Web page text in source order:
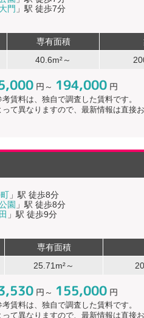
大門 」駅 徒歩7分
専有面積
40.6m²～
円～ 194,000 円
賃料は、独自で調査した賃料です。
て異なりますので、最新情報は直接
」駅 徒歩8分
園 」駅 徒歩8分
」駅 徒歩9分
専有面積
25.71m²～
円～ 155,000 円
賃料は、独自で調査した賃料です。
て異なりますので、最新情報は直接